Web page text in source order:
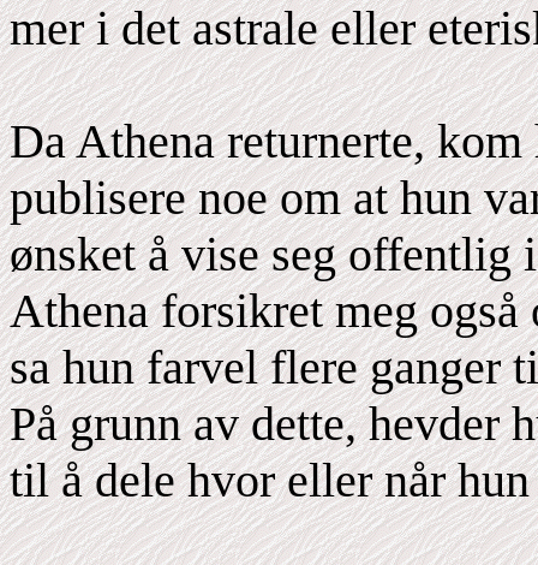
mer i det astrale eller
Da Athena returnerte,
publisere noe om at hun
ønsket å vise seg offentlig
Athena forsikret meg
sa hun farvel flere ganger
På grunn av dette, hevder
til å dele hvor eller når